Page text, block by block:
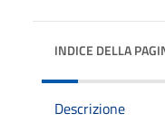
INDICE DELLA
Descrizione